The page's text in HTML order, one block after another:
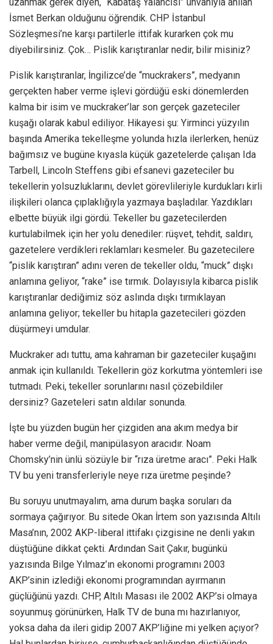
İsmet Berkan olduğunu öğrendik. CHP İstanbul
Sözleşmesi’ne karşı partilerle ittifak kurarken çok mu
diyebilirsiniz. Çok… Pislik karıştıranlar nedir, bilir misiniz?
Pislik karıştıranlar, İngilizce’de “muckrakers”, medyanın
gerçekten haber verme işlevi gördüğü eski dönemlerden
kalma bir isim ve muckraker’lar son gerçek gazeteciler
kuşağı olarak kabul ediliyor. Hikayesi şu: Yirminci yüzyılın
başında Amerika tekelleşme yolunda hızla ilerlerken, henüz
bağımsız ve bugüne kıyasla küçük gazetelerde çalışan Ida
Tarbell, Lincoln Steffens gibi efsanevi gazeteciler bu
tekellerin yolsuzluklarını, devlet görevlileriyle kurdukları kirli
ilişkileri olanca çıplaklığıyla yazmaya başladılar. Yazdıkları
elbette büyük ilgi gördü. Tekeller bu gazetecilerden
kurtulabilmek için her yolu denediler: rüşvet, tehdit, saldırı,
gazetelere verdikleri reklamları kesmeler. Bu gazetecilere
“pislik karıştıran” adını veren de tekeller oldu, “muck” dışkı
anlamına geliyor, “rake” ise tırmık. Dolayısıyla kibarca pislik
karıştıranlar dediğimiz söz aslında dışkı tırmıklayan
anlamına geliyor; tekeller bu hitapla gazetecileri gözden
düşürmeyi umdular.
Muckraker adı tuttu, ama kahraman bir gazeteciler kuşağını
anmak için kullanıldı. Tekellerin göz korkutma yöntemleri ise
tutmadı. Peki, tekeller sorunlarını nasıl çözebildiler
dersiniz? Gazeteleri satın aldılar sonunda.
İşte bu yüzden bugün her çizgiden ana akım medya bir
haber verme değil, manipülasyon aracıdır. Noam
Chomsky’nin ünlü sözüyle bir “rıza üretme aracı”. Peki Halk
TV bu yeni transferleriyle neye rıza üretme peşinde?
Bu soruyu unutmayalım, ama durum başka soruları da
sormaya çağırıyor. Bu sitede Okan İrtem son yazısında Altılı
Masa’nın, 2002 AKP-liberal ittifakı çizgisine ne denli yakın
düştüğüne dikkat çekti. Ardından Sait Çakır, bugünkü
yazısında Bilge Yılmaz’ın ekonomi programını 2003
AKP’sinin izlediği ekonomi programından ayırmanın
güçlüğünü yazdı. CHP, Altılı Masası ile 2002 AKP’si olmaya
soyunmuş görünürken, Halk TV de buna mı hazırlanıyor,
yoksa daha da ileri gidip 2007 AKP’liğine mi yelken açıyor?